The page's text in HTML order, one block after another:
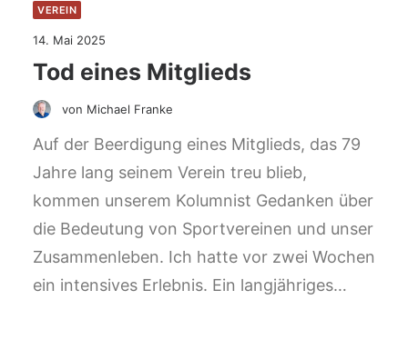
VEREIN
14. Mai 2025
Tod eines Mitglieds
von Michael Franke
Auf der Beerdigung eines Mitglieds, das 79
Jahre lang seinem Verein treu blieb,
kommen unserem Kolumnist Gedanken über
die Bedeutung von Sportvereinen und unser
Zusammenleben. Ich hatte vor zwei Wochen
ein intensives Erlebnis. Ein langjähriges…